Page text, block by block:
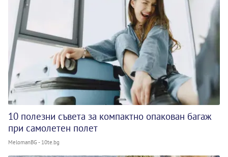
10 полезни съвета за компактно опакован багаж
при самолетен полет
MelomanBG - 10te.bg